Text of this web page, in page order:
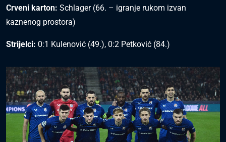
Crveni karton: Schlager (66. – igranje rukom izvan
kaznenog prostora)
Strijelci: 0:1 Kulenović (49.), 0:2 Petković (84.)